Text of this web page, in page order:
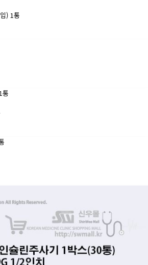
) 1통